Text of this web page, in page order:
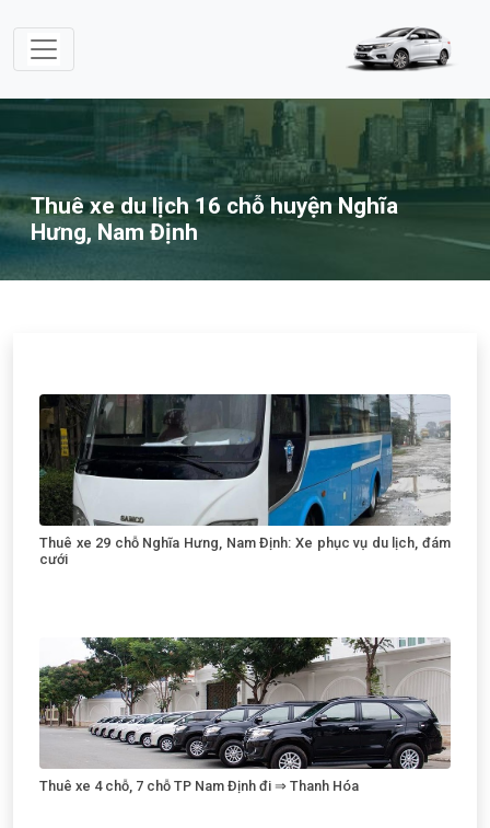
Thuê xe du lịch 16 chỗ huyện Nghĩa
Hưng, Nam Định
Thuê xe 29 chỗ Nghĩa Hưng, Nam Định: Xe phục vụ du lịch, đám
cưới
Thuê xe 4 chỗ, 7 chỗ TP Nam Định đi ⇒ Thanh Hóa